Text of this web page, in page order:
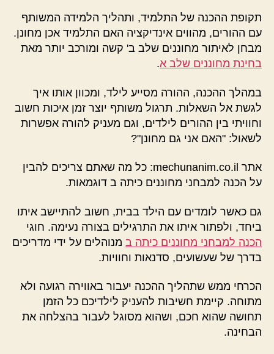
תקופת ההכנה של התלמיד, ותהליך הלמידה המשותף
עם ההורים, מהווים אינדיקציה האם התלמיד אכן מחונן.
מבחן לאיתור מחוננים שלב ב' קשה ומורכב יותר מאת
בחינת מחוננים שלב א.
במהלך ההכנה, ההורה מסייע לילד, ומכוון אותו איך
לגשת אל השאלות. תרגול משותף יוצר זמן איכות חשוב
וחוויתי בין ההורים לילדים, וגם מעניק להורה אפשרות
לשאול: "האם אני גם מחונן"?
אתר mechunanim.co.il: כל מה שאתם צריכים להבין
על הכנה למבחני מחוננים כיתה ב דוגמאות.
גם כאשר לומדים עם הילד בבית, חשוב להתיישב איתו
ביחד, ולפתור איתו את התרגילים בצורה נעימה. חוגי
הכנה למבחני מחוננים כיתה ב מנוהלים על ידי מדריכים
בדרך של שעשועים, סדנאות וחוויות.
הכרחי ממש שתהליך ההכנה יעבור באווירה רגועה ולא
מתוחה. קיימת חשיבות להעניק לילדיכם כל הזמן
תחושה שהוא חכם, ושהוא מסוגל לעבור בהצלחה את
הבחינה.